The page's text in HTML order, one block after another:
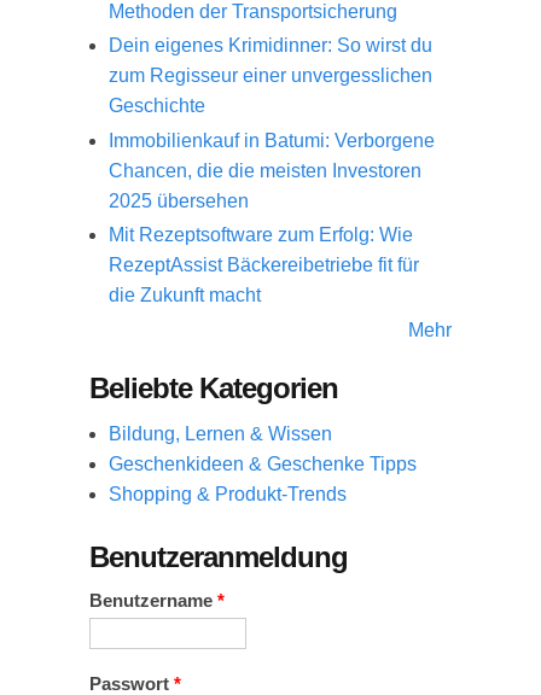
Methoden der Transportsicherung
Dein eigenes Krimidinner: So wirst du
zum Regisseur einer unvergesslichen
Geschichte
Immobilienkauf in Batumi: Verborgene
Chancen, die die meisten Investoren
2025 übersehen
Mit Rezeptsoftware zum Erfolg: Wie
RezeptAssist Bäckereibetriebe fit für
die Zukunft macht
Mehr
Beliebte Kategorien
Bildung, Lernen & Wissen
Geschenkideen & Geschenke Tipps
Shopping & Produkt-Trends
Benutzeranmeldung
Benutzername *
Passwort *